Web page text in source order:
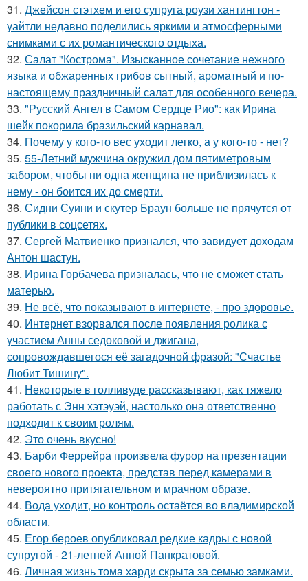
31. Джейсон стэтхем и его супруга роузи хантингтон -
уайтли недавно поделились яркими и атмосферными
снимками с их романтического отдыха.
32. Салат "Кострома". Изысканное сочетание нежного
языка и обжаренных грибов сытный, ароматный и по-
настоящему праздничный салат для особенного вечера.
33. "Русский Ангел в Самом Сердце Рио": как Ирина
шейк покорила бразильский карнавал.
34. Почему у кого-то вес уходит легко, а у кого-то - нет?
35. 55-Летний мужчина окружил дом пятиметровым
забором, чтобы ни одна женщина не приблизилась к
нему - он боится их до смерти.
36. Сидни Суини и скутер Браун больше не прячутся от
публики в соцсетях.
37. Сергей Матвиенко признался, что завидует доходам
Антон шастун.
38. Ирина Горбачева призналась, что не сможет стать
матерью.
39. Не всё, что показывают в интернете, - про здоровье.
40. Интернет взорвался после появления ролика с
участием Анны седоковой и джигана,
сопровождавшегося её загадочной фразой: "Счастье
Любит Тишину".
41. Некоторые в голливуде рассказывают, как тяжело
работать с Энн хэтэуэй, настолько она ответственно
подходит к своим ролям.
42. Это очень вкусно!
43. Барби Феррейра произвела фурор на презентации
своего нового проекта, представ перед камерами в
невероятно притягательном и мрачном образе.
44. Вода уходит, но контроль остаётся во владимирской
области.
45. Егор бероев опубликовал редкие кадры с новой
супругой - 21-летней Анной Панкратовой.
46. Личная жизнь тома харди скрыта за семью замками.